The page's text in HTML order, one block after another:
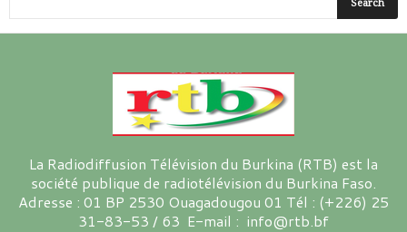
La Radiodiffusion Télévision du Burkina (RTB) est la
société publique de radiotélévision du Burkina Faso.
Adresse : 01 BP 2530 Ouagadougou 01 Tél : (+226) 25
31-83-53 / 63 E-mail : info@rtb.bf